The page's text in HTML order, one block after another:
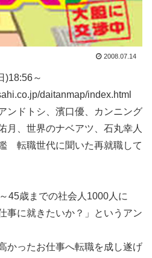
2008.07.14
～
daitanmap/index.html
ンドトシ、濱口優、カンニング
月、世界のナベアツ、石丸幸人
転職世代に聞いた再就職して
45歳までの社会人1000人に
事に就きたいか？」というアン
かったお仕事へ転職を成し遂げ